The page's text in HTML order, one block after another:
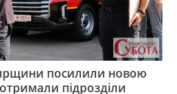
посилили новою
підрозділи